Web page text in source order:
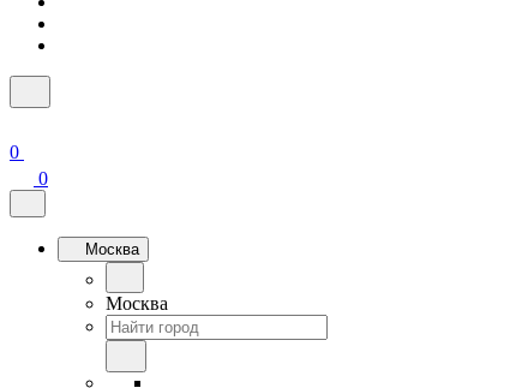
0
0
Москва
Москва